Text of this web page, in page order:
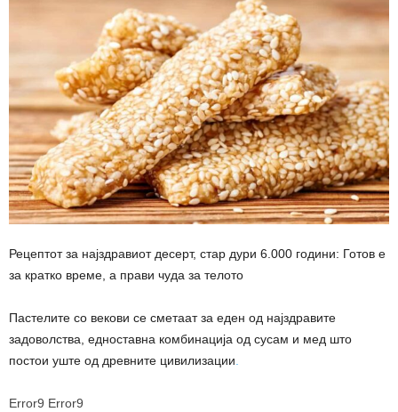
Рецептот за најздравиот десерт, стар дури 6.000 години: Готов е
за кратко време, а прави чуда за телото
Пастелите со векови се сметаат за еден од најздравите
задоволства, едноставна комбинација од сусам и мед што
постои уште од древните цивилизации.
Error9 Error9